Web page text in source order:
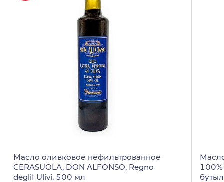
Масло оливковое нефильтрованное
CERASUOLA, DON ALFONSO, Regno
degliI Ulivi, 500 мл